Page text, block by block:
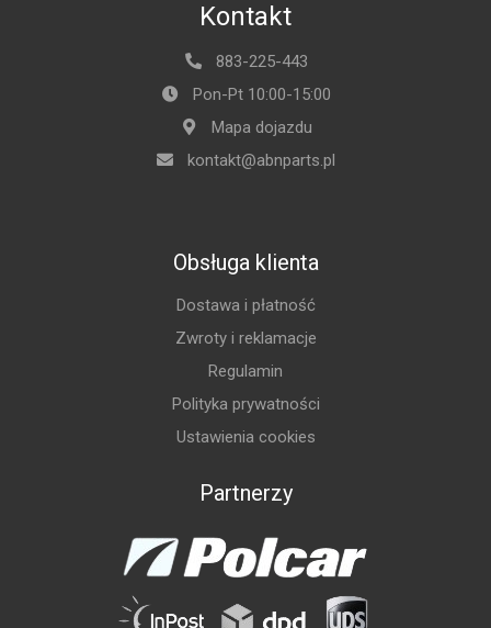
Kontakt
883-225-443
Pon-Pt 10:00-15:00
Mapa dojazdu
kontakt@abnparts.pl
Obsługa klienta
Dostawa i płatność
Zwroty i reklamacje
Regulamin
Polityka prywatności
Ustawienia cookies
Partnerzy